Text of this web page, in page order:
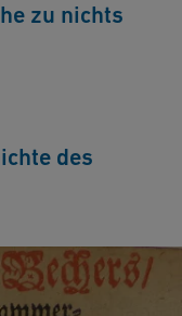
zu nichts
des